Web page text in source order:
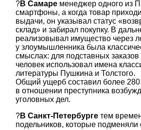
?В Самаре менеджер одного из
смартфоны, а когда товар
выдачи, он указывал статус
склад» и забирал покупку. В
реализовывал имущество через
у злоумышленника была
смыслах: для подставных
человек использовал имена
литературы Пушкина и Толстого.
Общий ущерб составил более 280
в отношении преступника
уголовных дел.
?В Санкт-Петербурге тем
подельников, которые подменяли